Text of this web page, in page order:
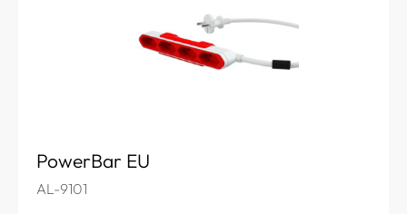
PowerBar EU
AL-9101